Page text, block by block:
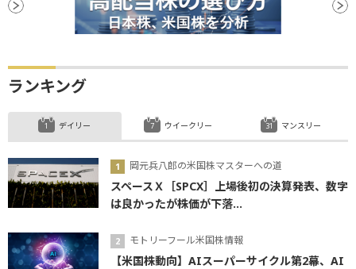
ランキング
デイリー
岡元兵八郎の米国株マスターへの道
スペースＸ［SPCX］上場後初の決算発表、数字
は良かったが株価が下落...
モトリーフール米国株情報
【米国株動向】AIスーパーサイクル第2幕、AI
ウイークリー マンスリー